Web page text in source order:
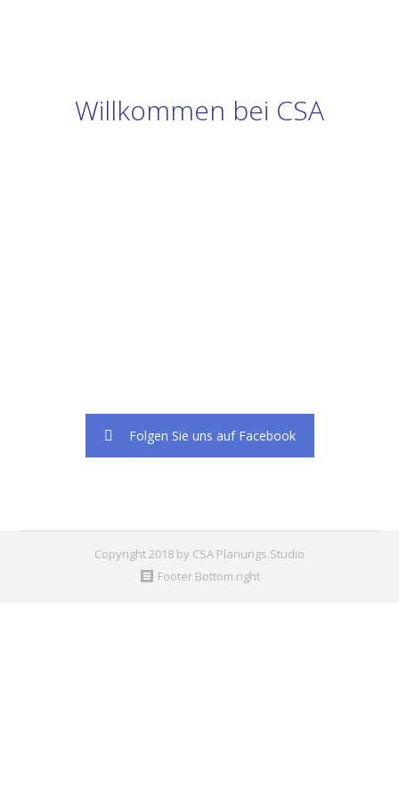
Willkommen bei CSA
Folgen Sie uns auf Facebook
Copyright 2018 by CSA Planungs.Studio
Footer Bottom right